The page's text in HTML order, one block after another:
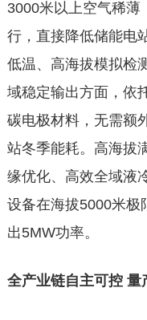
3000米以上空气稀薄
行，直接降低储能电
低温、高海拔模拟检
域稳定输出方面，依
碳电极材料，无需额
站冬季能耗。高海拔
缘优化、高效全域液
设备在海拔5000米极
出5MW功率。
全产业链自主可控 量